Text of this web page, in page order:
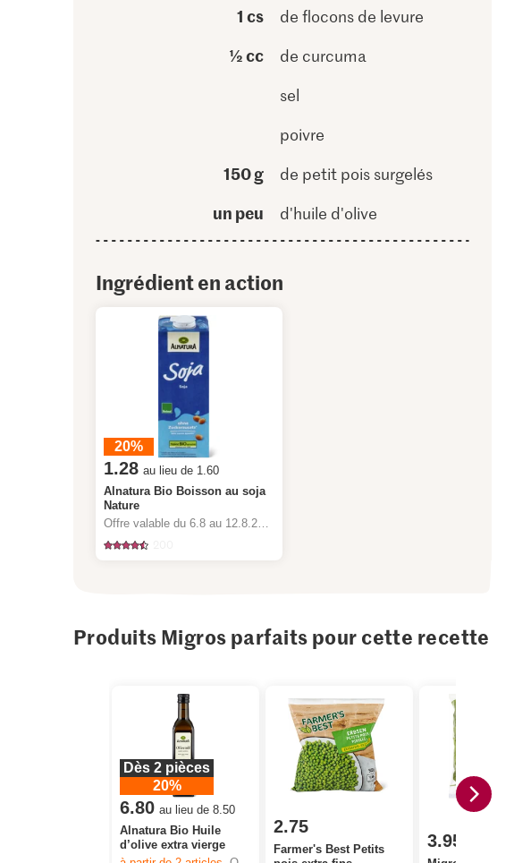
1 cs de flocons de levure
½ cc
de curcuma
sel
poivre
150 g de petit pois surgelés
un peu d'huile d'olive
Ingrédient en action
20%
1.28 au lieu de 1.60
Alnatura Bio Boisson au soja
Nature
Offre valable du 6.8 au 12.8.2026, jusqu’à épuisement du stock.
Produits Migros parfaits pour cette recette
Dès 2 pièces
20%
6.80 au lieu de 8.50
Alnatura Bio Huile
d’olive extra vierge
2.75
Farmer's Best Petits
3.95